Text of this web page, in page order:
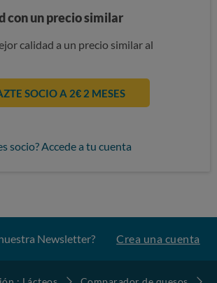
con un precio similar
calidad a un precio similar al
SOCIO A 2€ 2 MESES
socio? Accede a tu cuenta
Newsletter? Crea una cuenta